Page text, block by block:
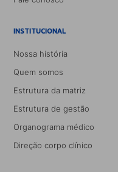
INSTITUCIONAL
Nossa história
Quem somos
Estrutura da matriz
Estrutura de gestão
Organograma médico
Direção corpo clínico